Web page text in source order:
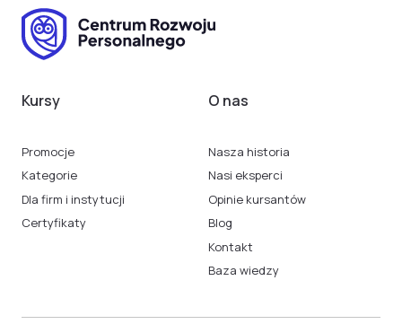
Kursy
Promocje
Kategorie
Dla firm i instytucji
Certyfikaty
O nas
Nasza historia
Nasi eksperci
Opinie kursantów
Blog
Kontakt
Baza wiedzy